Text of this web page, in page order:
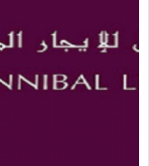
APRÈS LA P...